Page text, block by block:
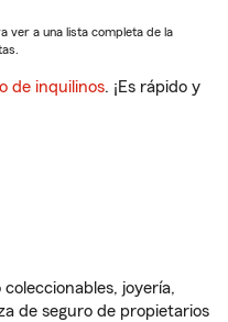
ver a una lista completa de la
de inquilinos. ¡Es rápido y
joyería,
de seguro de propietarios